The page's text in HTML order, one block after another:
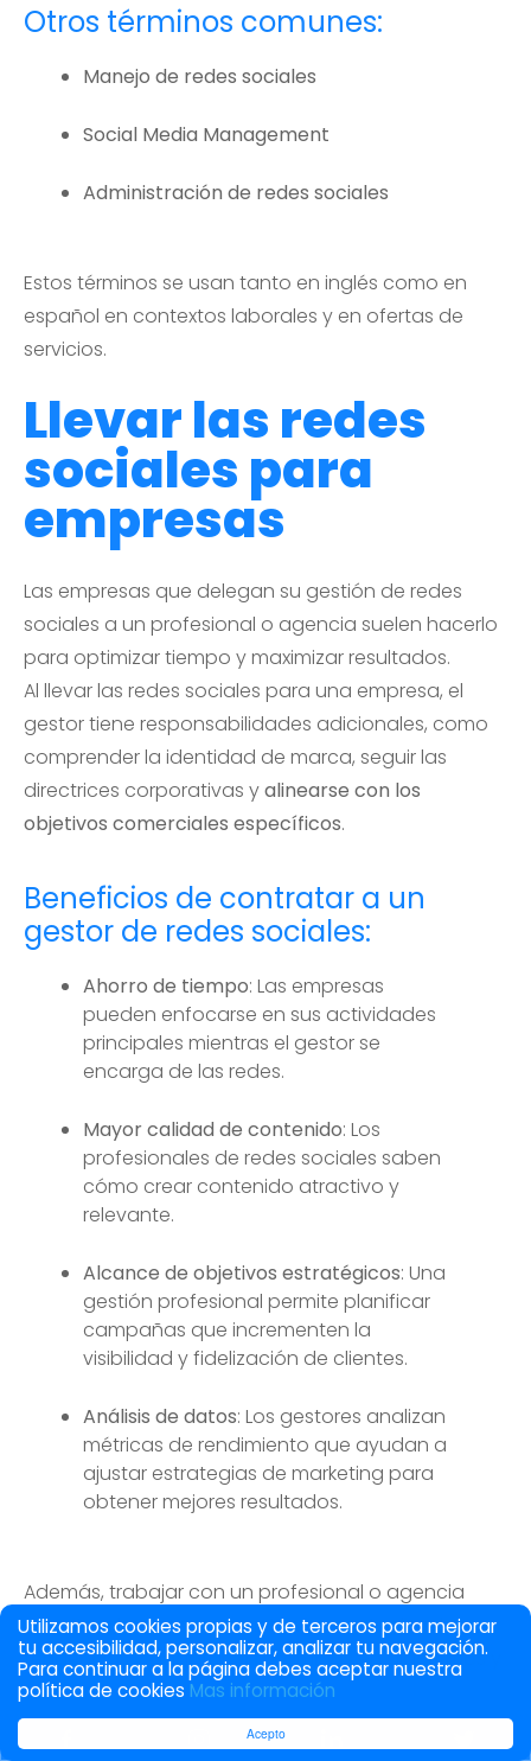
Acepto
Utilizamos cookies propias y de terceros para mejorar
tu accesibilidad, personalizar, analizar tu navegación.
Para continuar a la página debes aceptar nuestra
política de cookies Mas información
Otros términos comunes:
Manejo de redes sociales
Social Media Management
Administración de redes sociales
Estos términos se usan tanto en inglés como en
español en contextos laborales y en ofertas de
servicios.
Llevar las redes
sociales para
empresas
Las empresas que delegan su gestión de redes
sociales a un profesional o agencia suelen hacerlo
para optimizar tiempo y maximizar resultados.
Al llevar las redes sociales para una empresa, el
gestor tiene responsabilidades adicionales, como
comprender la identidad de marca, seguir las
directrices corporativas yalinearse con los
objetivos comerciales específicos.
Beneficios de contratar a un
gestor de redes sociales:
Ahorro de tiempo: Las empresas
pueden enfocarse en sus actividades
principales mientras el gestor se
encarga de las redes.
Mayor calidad de contenido: Los
profesionales de redes sociales saben
cómo crear contenido atractivo y
relevante.
Alcance de objetivos estratégicos: Una
gestión profesional permite planificar
campañas que incrementen la
visibilidad y fidelización de clientes.
Análisis de datos: Los gestores analizan
métricas de rendimiento que ayudan a
ajustar estrategias de marketing para
obtener mejores resultados.
Además, trabajar con un profesional o agencia
permite a la empresa mantenerse actualizada en
tendencias y adaptarse a cambios en algoritmos y
plataformas.